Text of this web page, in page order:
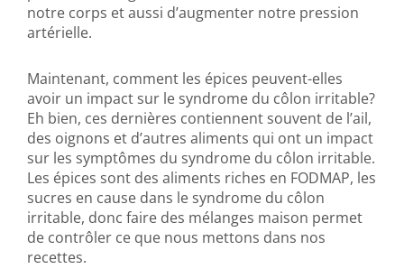
notre corps et aussi d’augmenter notre pression
artérielle.
Maintenant, comment les épices peuvent-elles
avoir un impact sur le syndrome du côlon irritable?
Eh bien, ces dernières contiennent souvent de l’ail,
des oignons et d’autres aliments qui ont un impact
sur les symptômes du syndrome du côlon irritable.
Les épices sont des aliments riches en FODMAP, les
sucres en cause dans le syndrome du côlon
irritable, donc faire des mélanges maison permet
de contrôler ce que nous mettons dans nos
recettes.